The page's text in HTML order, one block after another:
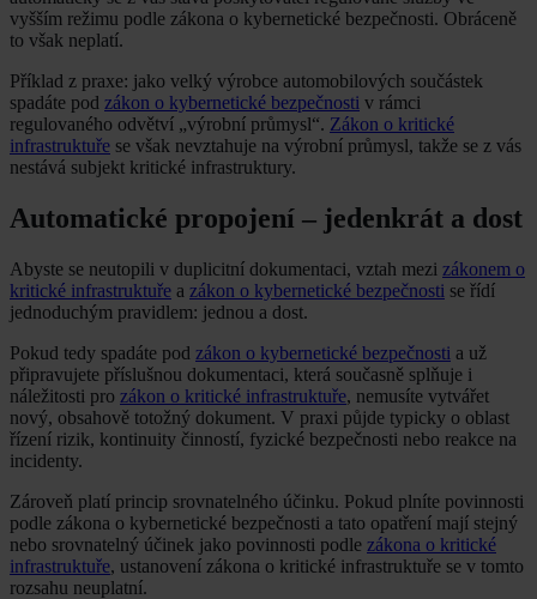
vyšším režimu podle zákona o kybernetické bezpečnosti. Obráceně
to však neplatí.
Příklad z praxe: jako velký výrobce automobilových součástek
spadáte pod zákon o kybernetické bezpečnosti v rámci
regulovaného odvětví „výrobní průmysl“. Zákon o kritické
infrastruktuře se však nevztahuje na výrobní průmysl, takže se z vás
nestává subjekt kritické infrastruktury.
Automatické propojení – jedenkrát a dost
Abyste se neutopili v duplicitní dokumentaci, vztah mezi zákonem o
kritické infrastruktuře a zákon o kybernetické bezpečnosti se řídí
jednoduchým pravidlem: jednou a dost.
Pokud tedy spadáte pod zákon o kybernetické bezpečnosti a už
připravujete příslušnou dokumentaci, která současně splňuje i
náležitosti pro zákon o kritické infrastruktuře, nemusíte vytvářet
nový, obsahově totožný dokument. V praxi půjde typicky o oblast
řízení rizik, kontinuity činností, fyzické bezpečnosti nebo reakce na
incidenty.
Zároveň platí princip srovnatelného účinku. Pokud plníte povinnosti
podle zákona o kybernetické bezpečnosti a tato opatření mají stejný
nebo srovnatelný účinek jako povinnosti podle zákona o kritické
infrastruktuře, ustanovení zákona o kritické infrastruktuře se v tomto
rozsahu neuplatní.